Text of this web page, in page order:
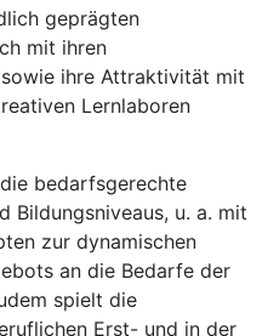
geprägten
mit ihren
ihre Attraktivität mit
Lernlaboren
bedarfsgerechte
Bildungsniveaus, u. a. mit
zur dynamischen
an die Bedarfe der
spielt die
Erst- und in der